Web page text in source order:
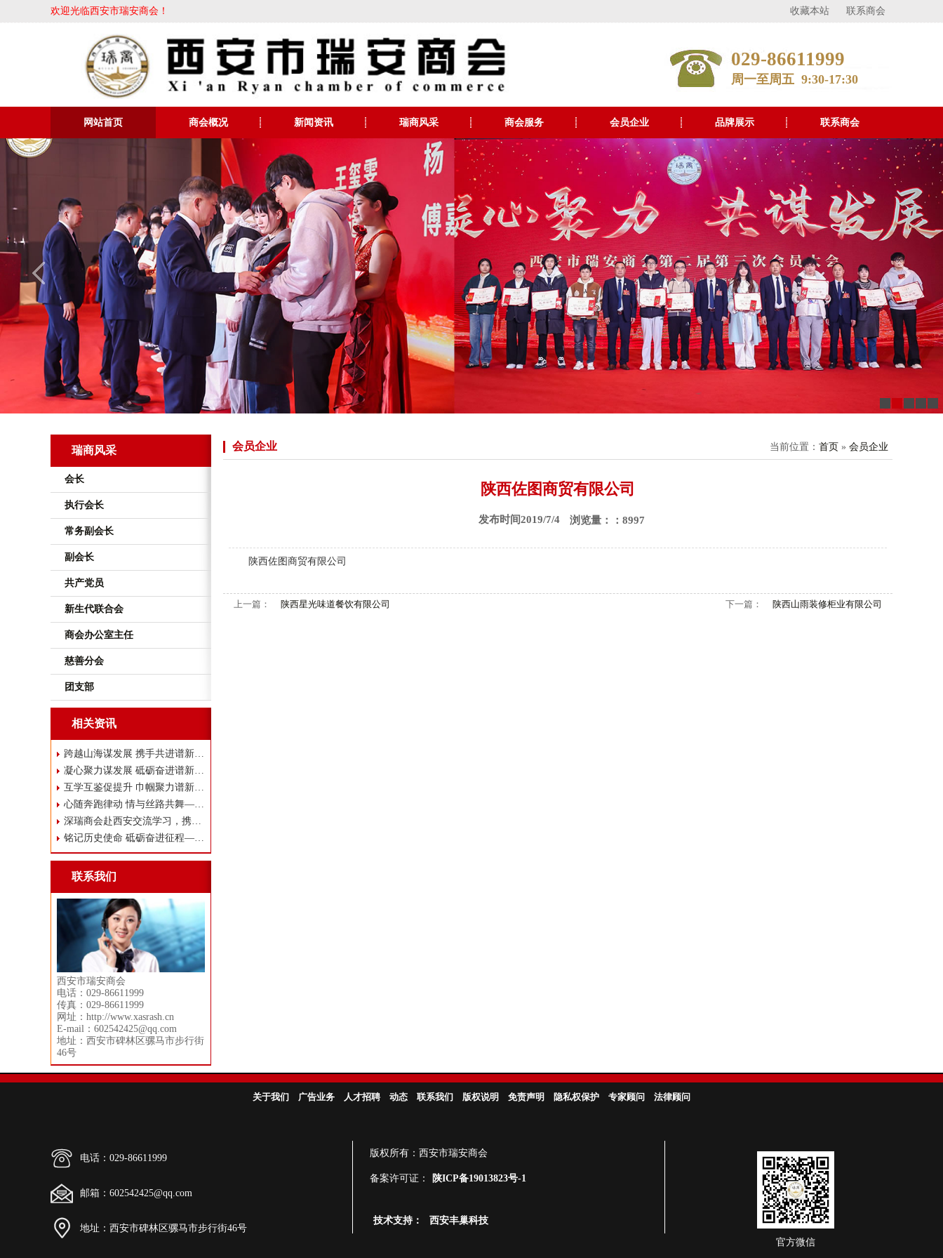
欢迎光临西安市瑞安商会！ 收藏本站 联系商会
029-86611999
周一至周五 9:30-17:30
网站首页 商会概况 新闻资讯 瑞商风采 商会服务 会员企业 品牌展示 联系商会
瑞商风采
会长
执行会长
常务副会长
副会长
共产党员
新生代联合会
商会办公室主任
慈善分会
团支部
相关资讯
跨越山海谋发展 携手共进谱新篇——瑞
凝心聚力谋发展 砥砺奋进谱新篇——西
互学互鉴促提升 巾帼聚力谱新篇 ——
心随奔跑律动 情与丝路共舞——西安市
深瑞商会赴西安交流学习，携手共谋高质
铭记历史使命 砥砺奋进征程——西安市
联系我们
西安市瑞安商会
电话：029-86611999
传真：029-86611999
网址：http://www.xasrash.cn
E-mail：602542425@qq.com
地址：西安市碑林区骡马市步行街
46号
会员企业 当前位置： 首页 » 会员企业
陕西佐图商贸有限公司
发布时间2019/7/4 浏览量：：8997
陕西佐图商贸有限公司
上一篇： 陕西星光味道餐饮有限公司 下一篇： 陕西山雨装修柜业有限公司
关于我们 广告业务 人才招聘 动态 联系我们 版权说明 免责声明 隐私权保护 专家顾问 法律顾问
官方微信
电话：029-86611999
邮箱：602542425@qq.com
地址：西安市碑林区骡马市步行街46号
版权所有：西安市瑞安商会
备案许可证： 陕ICP备19013823号-1
技术支持： 西安丰巢科技